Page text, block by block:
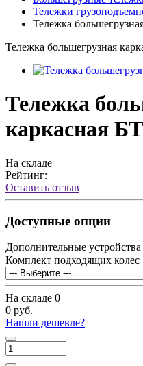
Тележки
Тележка
Тележка большегрузная
Тележка
каркасная
На складе
Рейтинг:
Оставить отзыв
Доступные опции
Дополнительные устройства
Комплект подходящих колес
На складе 0
0 руб.
Нашли дешевле?